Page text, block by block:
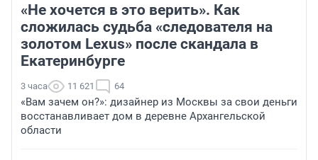
«Не хочется в это верить». Как
сложилась судьба «следователя на
золотом Lexus» после скандала в
Екатеринбурге
3 часа 11 621 64
«Вам зачем он?»: дизайнер из Москвы за свои деньги
восстанавливает дом в деревне Архангельской
области